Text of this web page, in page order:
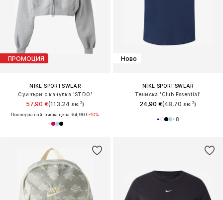
ПРОМОЦИЯ
NIKE SPORTSWEAR
Суичъри с качулка 'STDO'
57,90 €(113,24 лв.³)
Последна най-ниска цена:64,90 €-10%
Ново
NIKE SPORTSWEAR
Тениска 'Club Essential'
24,90 €(48,70 лв.³)
+8